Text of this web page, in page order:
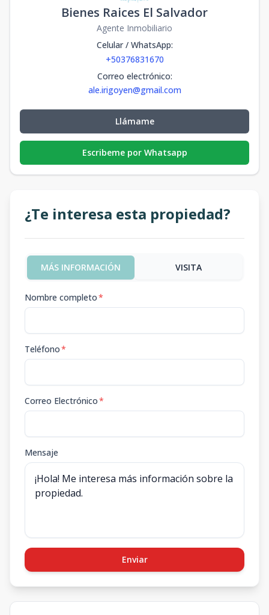
Bienes Raices El Salvador
Agente Inmobiliario
Celular / WhatsApp:
+50376831670
Correo electrónico:
ale.irigoyen@gmail.com
Llámame
Escribeme por Whatsapp
¿Te interesa esta propiedad?
MÁS INFORMACIÓN VISITA
Nombre completo*
Teléfono*
Correo Electrónico*
Mensaje
Enviar